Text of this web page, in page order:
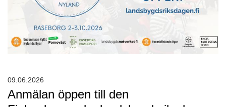
Anmälan öppen till den
09.06.2026